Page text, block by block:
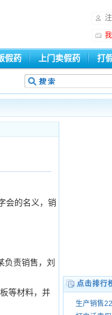
假药 上门卖假药 打
会的名义，销
责销售，刘
等材料，并
点击排行
生产销售